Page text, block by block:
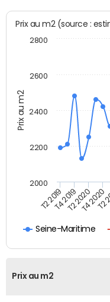
Prix au m2
Prix au m2
Seine-Maritime
T2 2019T4 2019T2 2020T4 2020
T2
2000
2200
2400
2600
2800
Prix au m2